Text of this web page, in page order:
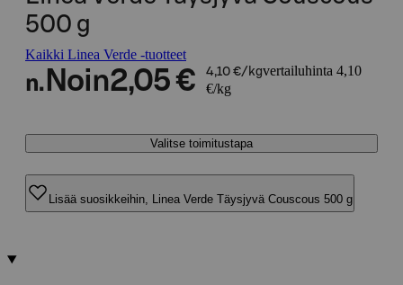
500 g
Kaikki Linea Verde -tuotteet
n. Noin2,05 € 4,10 €/kgvertailuhinta 4,10
€/kg
Valitse toimitustapa
Lisää suosikkeihin, Linea Verde Täysjyvä Couscous 500 g